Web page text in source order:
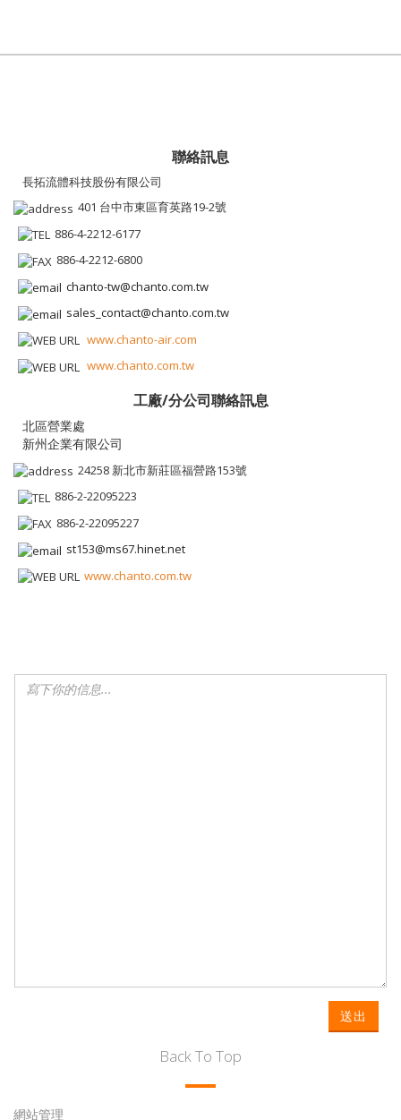
聯絡訊息
長拓流體科技股份有限公司
401 台中市東區育英路19-2號
886-4-2212-6177
886-4-2212-6800
chanto-tw@chanto.com.tw
sales_contact@chanto.com.tw
www.chanto-air.com
www.chanto.com.tw
工廠/分公司聯絡訊息
新州企業有限公司
24258 新北市新莊區福營路153號
886-2-22095223
886-2-22095227
st153@ms67.hinet.net
www.chanto.com.tw
送出
Back To Top
網站管理